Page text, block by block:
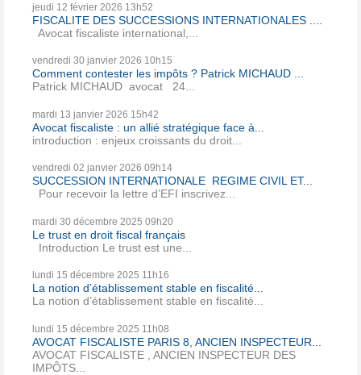
jeudi 12 février 2026 13h52
FISCALITE DES SUCCESSIONS INTERNATIONALES ....
Avocat fiscaliste international,...
vendredi 30 janvier 2026 10h15
Comment contester les impôts ? Patrick MICHAUD ...
Patrick MICHAUD avocat 24...
mardi 13 janvier 2026 15h42
Avocat fiscaliste : un allié stratégique face à...
introduction : enjeux croissants du droit...
vendredi 02 janvier 2026 09h14
SUCCESSION INTERNATIONALE REGIME CIVIL ET...
Pour recevoir la lettre d’EFI inscrivez...
mardi 30 décembre 2025 09h20
Le trust en droit fiscal français
Introduction Le trust est une...
lundi 15 décembre 2025 11h16
La notion d’établissement stable en fiscalité...
La notion d’établissement stable en fiscalité...
lundi 15 décembre 2025 11h08
AVOCAT FISCALISTE PARIS 8, ANCIEN INSPECTEUR...
AVOCAT FISCALISTE , ANCIEN INSPECTEUR DES
IMPÔTS...